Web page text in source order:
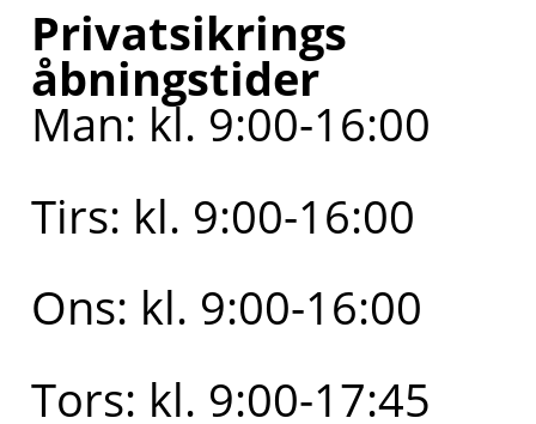
Privatsikrings
åbningstider
Man: kl. 9:00-16:00
Tirs: kl. 9:00-16:00
Ons: kl. 9:00-16:00
Tors: kl. 9:00-17:45